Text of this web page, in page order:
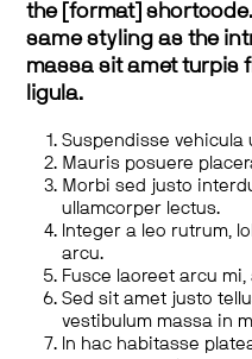
the [format]
same styling as the
massa sit amet turpis
ligula.
Suspendisse vehicula
Mauris posuere
Morbi sed justo
ullamcorper lectus.
Integer a leo rutrum,
arcu.
Fusce laoreet arcu
Sed sit amet justo
vestibulum massa in
In hac habitasse